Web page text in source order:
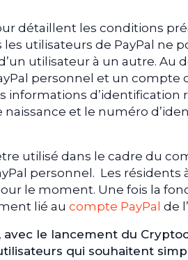
détaillent les conditions
utilisateurs de PayPal ne
utilisateur à un autre.
personnel et un compte
informations d’identification
naissance et le numéro
utilisé dans le cadre du
personnel. Les résidents
le moment. Une fois la
lié au compte PayPal de
le lancement du
qui souhaitent